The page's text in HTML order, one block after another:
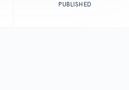
PUBLISHED